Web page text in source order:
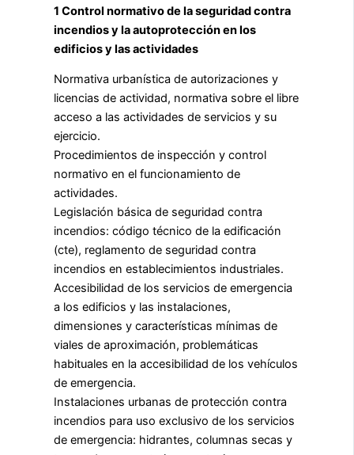
1 Control normativo de la seguridad contra
incendios y la autoprotección en los
edificios y las actividades
Normativa urbanística de autorizaciones y
licencias de actividad, normativa sobre el libre
acceso a las actividades de servicios y su
ejercicio.
Procedimientos de inspección y control
normativo en el funcionamiento de
actividades.
Legislación básica de seguridad contra
incendios: código técnico de la edificación
(cte), reglamento de seguridad contra
incendios en establecimientos industriales.
Accesibilidad de los servicios de emergencia
a los edificios y las instalaciones,
dimensiones y características mínimas de
viales de aproximación, problemáticas
habituales en la accesibilidad de los vehículos
de emergencia.
Instalaciones urbanas de protección contra
incendios para uso exclusivo de los servicios
de emergencia: hidrantes, columnas secas y